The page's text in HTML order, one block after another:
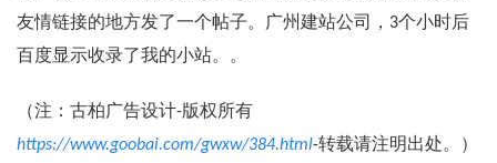
友情链接的地方发了一个帖子。广州建站公司，3个小时后
百度显示收录了我的小站。。
（注：古柏广告设计-版权所有
https://www.goobai.com/gwxw/384.html-转载请注明出处。）